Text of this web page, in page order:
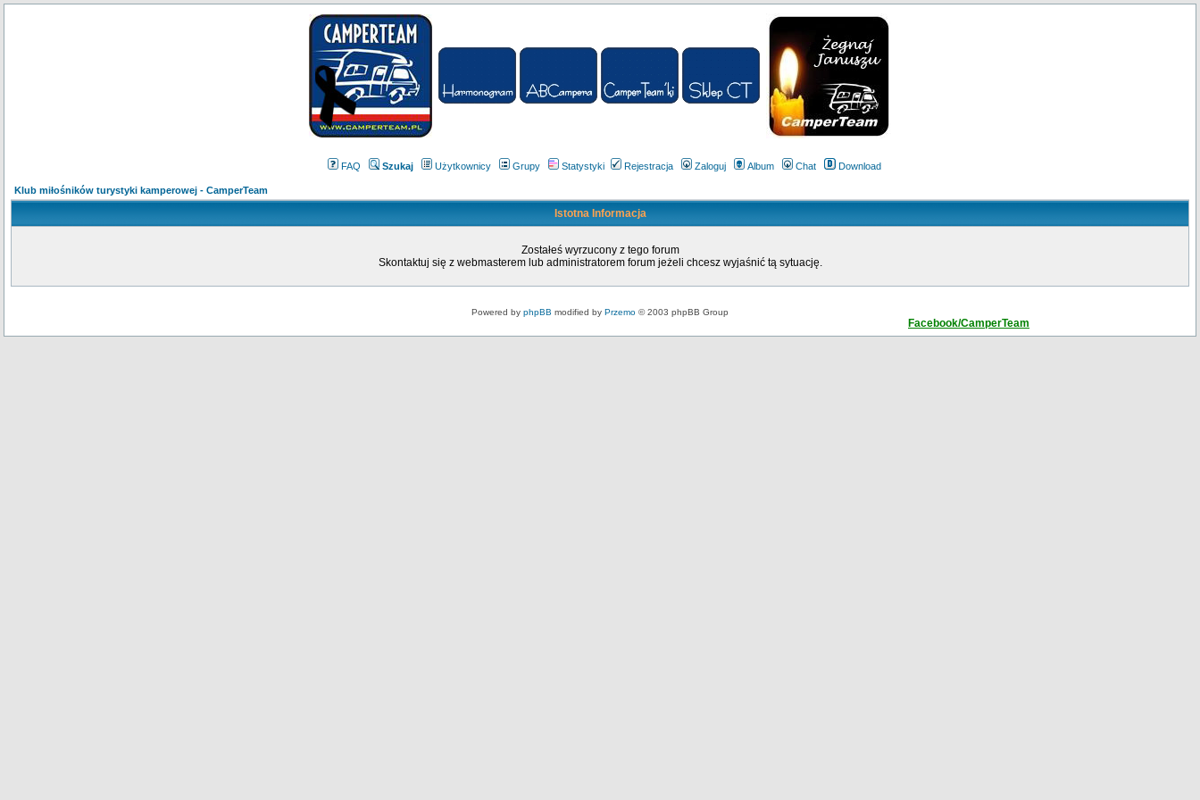
FAQ Szukaj Użytkownicy Grupy Statystyki Rejestracja Zaloguj Album Chat Download
Klub miłośników turystyki kamperowej - CamperTeam
Istotna Informacja
Zostałeś wyrzucony z tego forum
Skontaktuj się z webmasterem lub administratorem forum jeżeli chcesz wyjaśnić tą sytuację.
Powered by phpBB modified by Przemo © 2003 phpBB Group
Facebook/CamperTeam